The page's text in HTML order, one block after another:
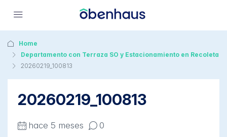
Home
Departamento con Terraza SO y Estacionamiento en Recoleta
20260219_100813
20260219_100813
hace 5 meses 0